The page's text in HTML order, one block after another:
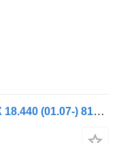
Радијатор на климатик MAN TGX 18.440 (01.07-) 81619750247 за камион влекач MAN TGL, TGM, TGS, TGX (2005-2021)